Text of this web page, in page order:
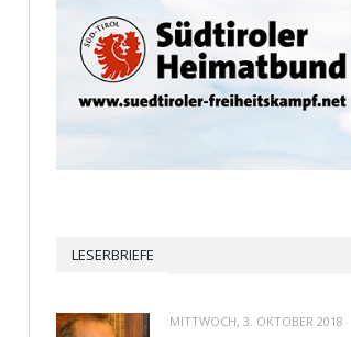
LESERBRIEFE
MITTWOCH, 3. OKTOBER 2018